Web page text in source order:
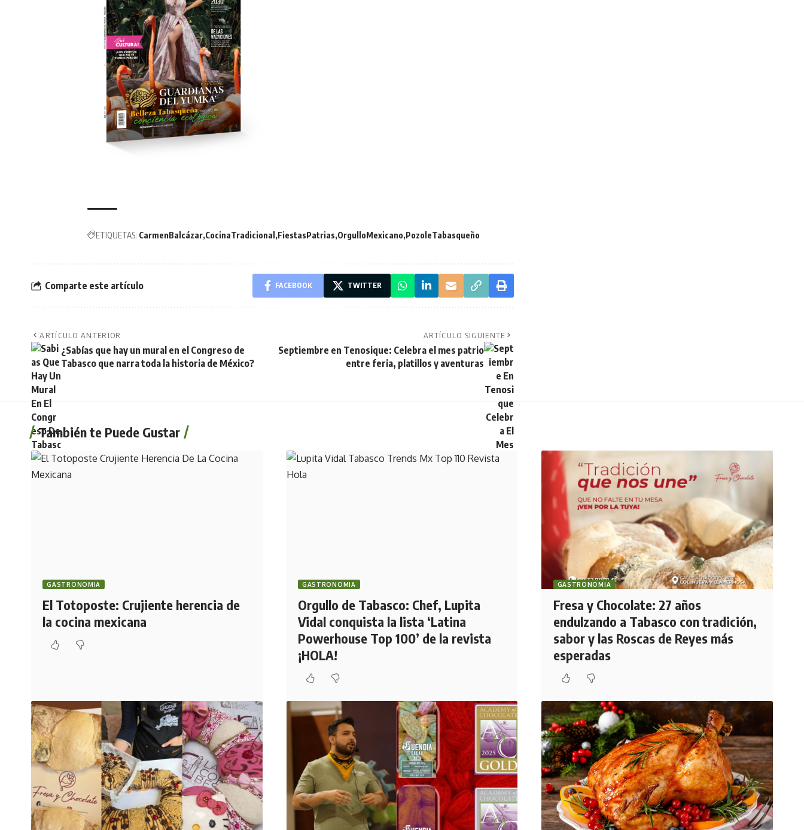
ETIQUETAS: CarmenBalcázar CocinaTradicional FiestasPatrias OrgulloMexicano PozoleTabasqueño
Comparte este artículo FACEBOOK TWITTER
ARTÍCULO ANTERIOR
¿Sabías que hay un mural en el Congreso de
Tabasco que narra toda la historia de México?
ARTÍCULO SIGUIENTE
Septiembre en Tenosique: Celebra el mes patrio
entre feria, platillos y aventuras
También te Puede Gustar
GASTRONOMIA
El Totoposte: Crujiente herencia de
la cocina mexicana
GASTRONOMIA
Orgullo de Tabasco: Chef, Lupita
Vidal conquista la lista ‘Latina
Powerhouse Top 100’ de la revista
¡HOLA!
GASTRONOMIA
Fresa y Chocolate: 27 años
endulzando a Tabasco con tradición,
sabor y las Roscas de Reyes más
esperadas